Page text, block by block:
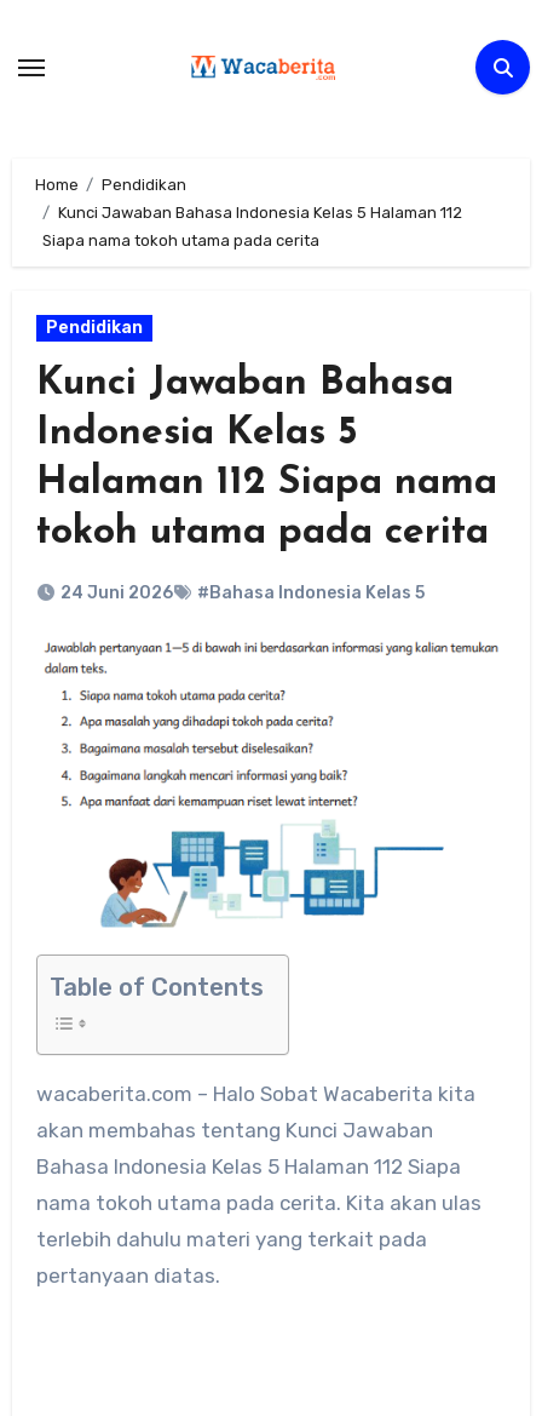
content
Home
Pendidikan
Kunci Jawaban Bahasa Indonesia Kelas 5 Halaman 112
Siapa nama tokoh utama pada cerita
Pendidikan
Kunci Jawaban Bahasa
Indonesia Kelas 5
Halaman 112 Siapa nama
tokoh utama pada cerita
24 Juni 2026 #Bahasa Indonesia Kelas 5
Table of Contents
wacaberita.com – Halo Sobat Wacaberita kita
akan membahas tentang Kunci Jawaban
Bahasa Indonesia Kelas 5 Halaman 112 Siapa
nama tokoh utama pada cerita. Kita akan ulas
terlebih dahulu materi yang terkait pada
pertanyaan diatas.